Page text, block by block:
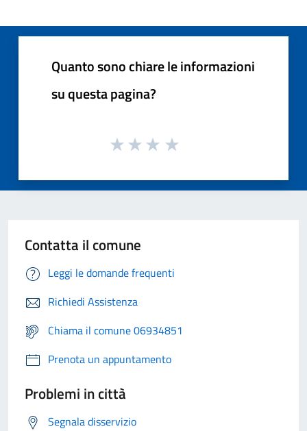
Quanto sono chiare le informazioni
su questa pagina?
Contatta il comune
Leggi le domande frequenti
Richiedi Assistenza
Chiama il comune 06934851
Prenota un appuntamento
Problemi in città
Segnala disservizio